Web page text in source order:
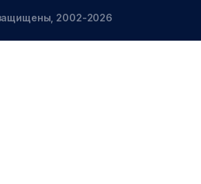
2002-2026